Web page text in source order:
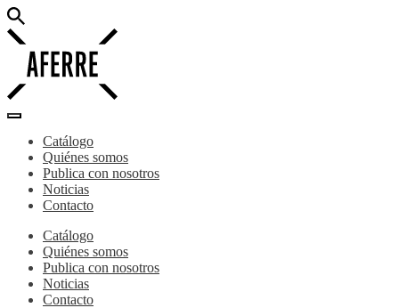
Catálogo
Quiénes somos
Publica con nosotros
Noticias
Contacto
Catálogo
Quiénes somos
Publica con nosotros
Noticias
Contacto